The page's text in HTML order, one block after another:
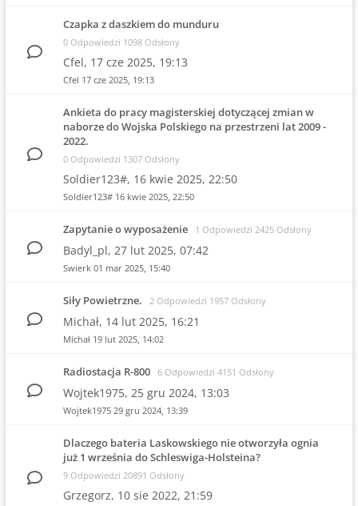
Czapka z daszkiem do munduru
0 Odpowiedzi 1098 Odsłony
Cfel, 17 cze 2025, 19:13
Cfel 17 cze 2025, 19:13
Ankieta do pracy magisterskiej dotyczącej zmian w
naborze do Wojska Polskiego na przestrzeni lat 2009 -
2022.
0 Odpowiedzi 1307 Odsłony
Soldier123#, 16 kwie 2025, 22:50
Soldier123# 16 kwie 2025, 22:50
Zapytanie o wyposażenie 1 Odpowiedzi 2425 Odsłony
Badyl_pl, 27 lut 2025, 07:42
Swierk 01 mar 2025, 15:40
Siły Powietrzne. 2 Odpowiedzi 1957 Odsłony
Michał, 14 lut 2025, 16:21
Michał 19 lut 2025, 14:02
Radiostacja R-800 6 Odpowiedzi 4151 Odsłony
Wojtek1975, 25 gru 2024, 13:03
Wojtek1975 29 gru 2024, 13:39
Dlaczego bateria Laskowskiego nie otworzyła ognia
już 1 września do Schleswiga-Holsteina?
9 Odpowiedzi 20891 Odsłony
Grzegorz, 10 sie 2022, 21:59